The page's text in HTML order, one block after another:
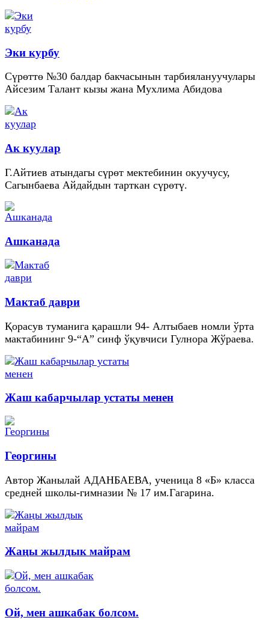
Эки курбу
Сүрөттө №30 балдар бакчасынын тарбиялануучулары
Айсезим Талант кызы жана Мухлима Абидова
Ак куулар
Г.Айтиев атындагы сүрөт мектебинин окуучусу,
Сагынбаева Айдайдын тарткан сүрөтү.
Ашканада
Мактаб даври
Қорасув туманига қарашли 94- Алтыбаев номли ўрта
мактабининг 9-“А” синф ўқувчиси Гулнора Жўраева.
Жаш кабарчылар устаты менен
Георгины
Автор Жанылай АДАНБАЕВА, ученица 8 «Б» класса
средней школы-гимназии № 17 им.Гагарина.
Жаңы жылдык майрам
Ой, мен ашкабак болсом.